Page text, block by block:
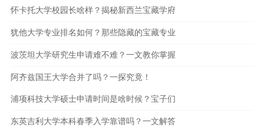
怀卡托大学校园长啥样？揭秘新西兰宝藏学府
犹他大学专业排名如何？那些隐藏的宝藏专业
波茨坦大学研究生申请难不难？一文教你掌握
阿齐兹国王大学合并了吗？一探究竟！
浦项科技大学硕士申请时间是啥时候？宝子们
东英吉利大学本科春季入学靠谱吗？一文解答